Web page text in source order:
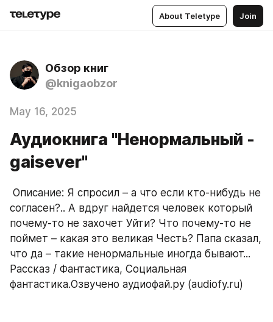
About Teletype Join
Обзор книг
@knigaobzor
May 16, 2025
Аудиокнига "Ненормальный -
gaisever"
согласен?.. А вдруг найдется человек который
почему-то не захочет Уйти? Что почему-то не
поймет – какая это великая Честь? Папа сказал,
что да – такие ненормальные иногда бывают...
Рассказ / Фантастика, Социальная
фантастика.Озвучено аудиофай.ру (audiofy.ru)